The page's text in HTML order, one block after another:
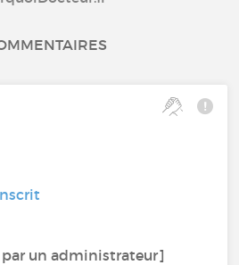
un administrateur]